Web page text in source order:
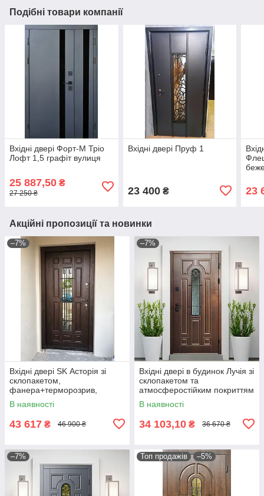
Подібні товари компанії
Вхідні двері Форт-М Тріо
Лофт 1,5 графіт вулиця
25 887,50 ₴
27 250 ₴
Вхідні двері Пруф 1
23 400₴ 23
Акційні пропозиції та новинки
–7%
Вхідні двері SK Асторія зі
склопакетом,
фанера+терморозрив,
вуличні комплектація Аляска
В наявності
43 617 ₴ 46 900 ₴
–7%
Вхідні двері в будинок Лучія зі
склопакетом та
атмосферостійким покриттям
ArWood
В наявності
34 103,10 ₴ 36 670 ₴
–7% Топ продажів –5%